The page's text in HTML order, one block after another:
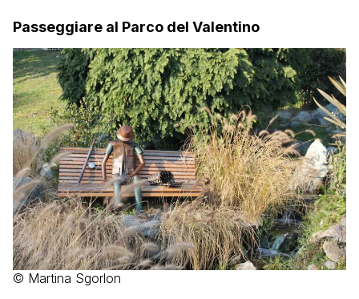
Passeggiare al Parco del Valentino
© Martina Sgorlon